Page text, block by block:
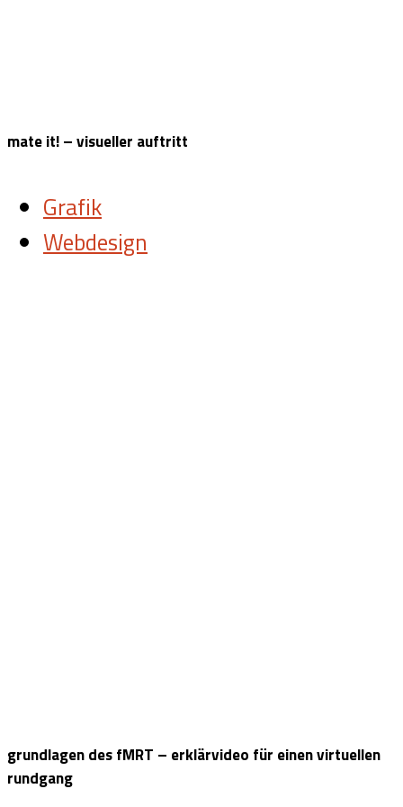
mate it! – visueller auftritt
Grafik
Webdesign
grundlagen des fMRT – erklärvideo für einen virtuellen
rundgang